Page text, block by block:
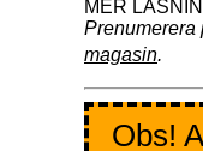
magasin.
Obs!